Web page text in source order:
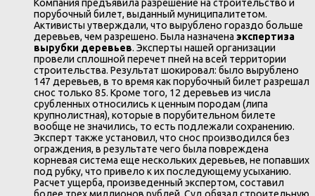
Компания предъявила разрешение на строительство и
порубочный билет, выданный муниципалитетом.
Активисты утверждали, что вырублено гораздо больше
деревьев, чем разрешено. Была назначена экспертиза
вырубки деревьев. Эксперты нашей организации
провели сплошной перечет пней на всей территории
строительства. Результат шокировал: было вырублено
147 деревьев, в то время как порубочный билет разрешал
снос только 85. Кроме того, 12 деревьев из числа
срубленных относились к ценным породам (липа
крупнолистная), которые в порубительном билете
вообще не значились, то есть подлежали сохранению.
Эксперт также установил, что снос производился без
ограждения, в результате чего была повреждена
корневая система еще нескольких деревьев, не попавших
под рубку, что привело к их последующему усыханию.
Расчет ущерба, произведенный экспертом, составил